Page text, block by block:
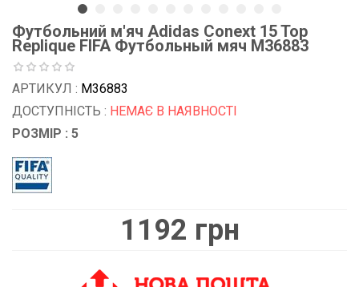
Футбольний м'яч Adidas Conext 15 Top
Replique FIFA Футбольный мяч M36883
АРТИКУЛ : M36883
ДОСТУПНІСТЬ : НЕМАЄ В НАЯВНОСТІ
РОЗМІР : 5
1192 грн